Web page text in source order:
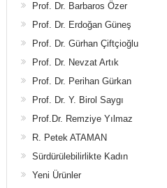
Prof. Dr. Barbaros Özer
Prof. Dr. Erdoğan Güneş
Prof. Dr. Gürhan Çiftçioğlu
Prof. Dr. Nevzat Artık
Prof. Dr. Perihan Gürkan
Prof. Dr. Y. Birol Saygı
Prof.Dr. Remziye Yılmaz
R. Petek ATAMAN
Sürdürülebilirlikte Kadın
Yeni Ürünler